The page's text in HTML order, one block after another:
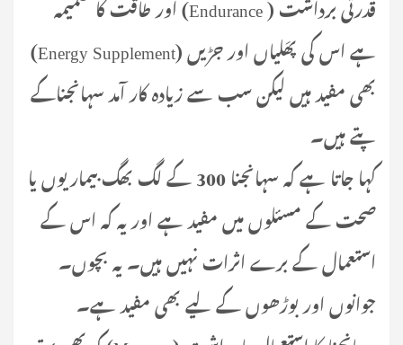
(Energy Supplement) ہے اس کی پھَلیاں اور جڑیں
بھی مفید ہیں لیکن سب سے زیادہ کار آمد سہانجناکے
پتے ہیں۔
کہا جاتا ہے کہ سہانجنا 300 کے لگ بھگ بیماریوں یا
صحت کے مسئلوں میں مفید ہے اور یہ کہ اس کے
استعمال کے برے اثرات نہیں ہیں۔ یہ بچوں۔
جوانوں اور بوڑھوں کے لیے بھی مفید ہے۔